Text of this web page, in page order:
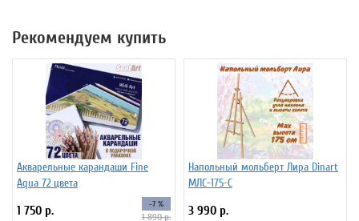
Рекомендуем купить
Акварельные карандаши Fine
Aqua 72 цвета
1 750 р. -7 %
1 890 р.
Напольный мольберт Лира Dinart
МЛС-175-С
3 990 р.